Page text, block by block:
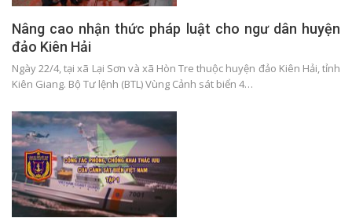
Nâng cao nhận thức pháp luật cho ngư dân huyện
đảo Kiên Hải
Ngày 22/4, tại xã Lại Sơn và xã Hòn Tre thuộc huyện đảo Kiên Hải, tỉnh
Kiên Giang. Bộ Tư lệnh (BTL) Vùng Cảnh sát biển 4…